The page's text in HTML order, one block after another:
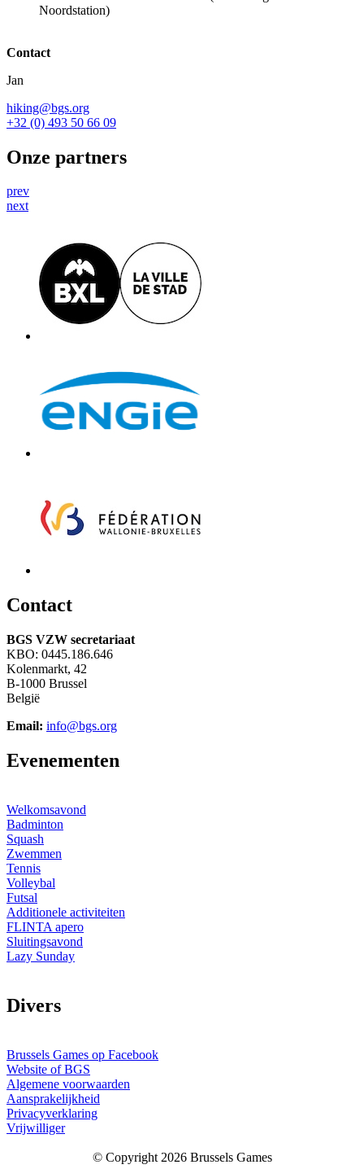
Noordstation)
Contact
Jan
hiking@bgs.org
+32 (0) 493 50 66 09
Onze partners
prev
next
Contact
BGS VZW secretariaat
KBO: 0445.186.646
Kolenmarkt, 42
B-1000 Brussel
België
Email: info@bgs.org
Evenementen
Welkomsavond
Badminton
Squash
Zwemmen
Tennis
Volleybal
Futsal
Additionele activiteiten
FLINTA apero
Sluitingsavond
Lazy Sunday
Divers
Brussels Games op Facebook
Website of BGS
Algemene voorwaarden
Aansprakelijkheid
Privacyverklaring
Vrijwilliger
© Copyright 2026 Brussels Games